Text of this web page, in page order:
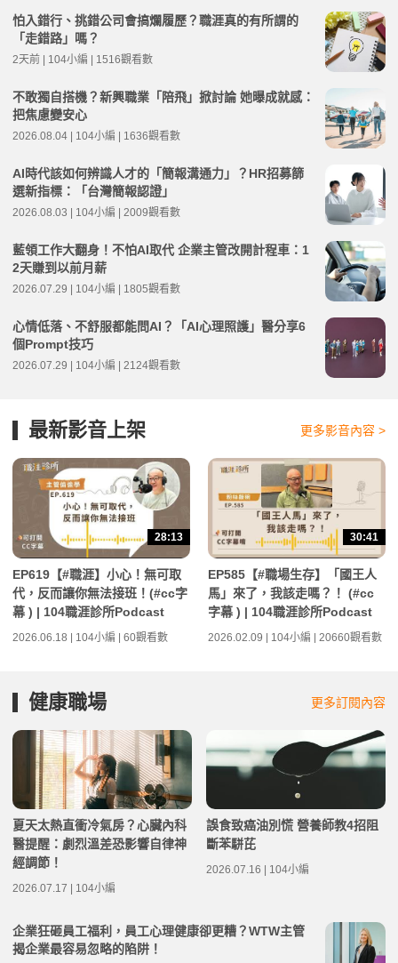
怕入錯行、挑錯公司會搞爛履歷？職涯真的有所謂的
「走錯路」嗎？
2天前 | 104小編 | 1516觀看數
不敢獨自搭機？新興職業「陪飛」掀討論 她曝成就感：
把焦慮變安心
2026.08.04 | 104小編 | 1636觀看數
AI時代該如何辨識人才的「簡報溝通力」？HR招募篩
選新指標：「台灣簡報認證」
2026.08.03 | 104小編 | 2009觀看數
藍領工作大翻身！不怕AI取代 企業主管改開計程車：1
2天賺到以前月薪
2026.07.29 | 104小編 | 1805觀看數
心情低落、不舒服都能問AI？「AI心理照護」醫分享6
個Prompt技巧
2026.07.29 | 104小編 | 2124觀看數
最新影音上架 更多影音內容 >
28:13
EP619【#職涯】小心！無可取
代，反而讓你無法接班！(#cc字
幕 ) | 104職涯診所Podcast
2026.06.18 | 104小編 | 60觀看數
30:41
EP585【#職場生存】「國王人
馬」來了，我該走嗎？！ (#cc
字幕 ) | 104職涯診所Podcast
2026.02.09 | 104小編 | 20660觀看數
健康職場 更多訂閱內容
夏天太熱直衝冷氣房？心臟內科
醫提醒：劇烈溫差恐影響自律神
經調節！
2026.07.17 | 104小編
誤食致癌油別慌 營養師教4招阻
斷苯駢芘
2026.07.16 | 104小編
企業狂砸員工福利，員工心理健康卻更糟？WTW主管
揭企業最容易忽略的陷阱！